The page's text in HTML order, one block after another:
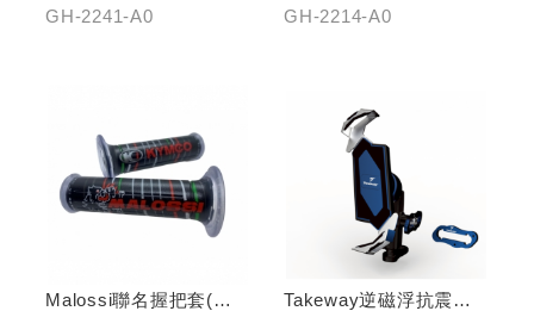
GH-2241-A0
GH-2214-A0
Malossi聯名握把套(有
Takeway逆磁浮抗震手